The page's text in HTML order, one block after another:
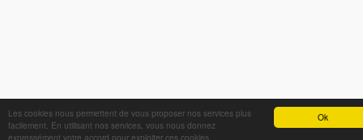
Ok
Les cookies nous permettent de vous proposer nos services plus
facilement. En utilisant nos services, vous nous donnez
expressément votre accord pour exploiter ces cookies.